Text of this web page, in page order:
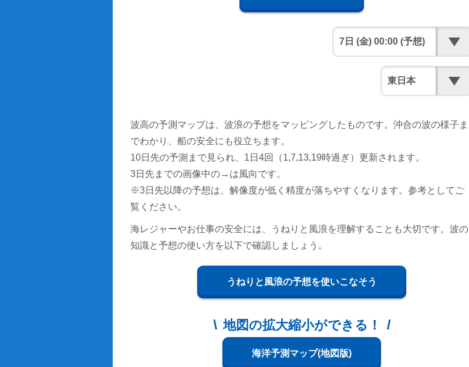
波高の予測マップは、波浪の予想をマッピングしたものです。沖合の波の様子ま
でわかり、船の安全にも役立ちます。
10日先の予測まで見られ、1日4回（1,7,13,19時過ぎ）更新されます。
3日先までの画像中の→は風向です。
※3日先以降の予想は、解像度が低く精度が落ちやすくなります。参考としてご
覧ください。
海レジャーやお仕事の安全には、うねりと風浪を理解することも大切です。波の
知識と予想の使い方を以下で確認しましょう。
うねりと風浪の予想を使いこなそう
地図の拡大縮小ができる！
海洋予測マップ(地図版)